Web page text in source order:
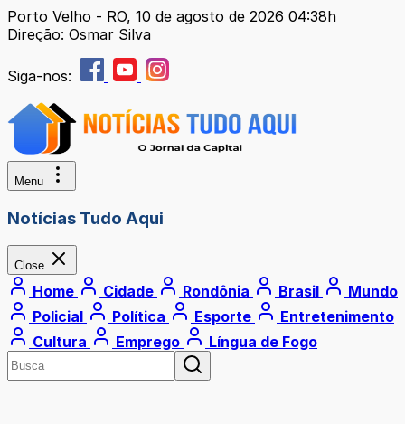
Porto Velho - RO, 10 de agosto de 2026 04:38h
Direção: Osmar Silva
Siga-nos:
Menu
Notícias Tudo Aqui
Close
Home Cidade Rondônia Brasil
Mundo
Policial
Política Esporte
Entretenimento
Cultura
Emprego Língua de Fogo